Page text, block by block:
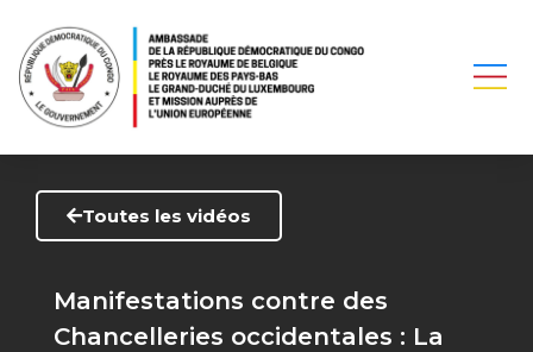
Toutes les vidéos
Manifestations contre des
Chancelleries occidentales : La